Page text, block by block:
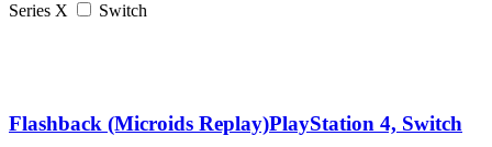
Series X
Switch
Flashback (Microids Replay)PlayStation 4, Switch